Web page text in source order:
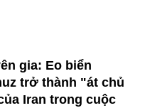
gia: Eo biển
trở thành "át chủ
Iran trong cuộc